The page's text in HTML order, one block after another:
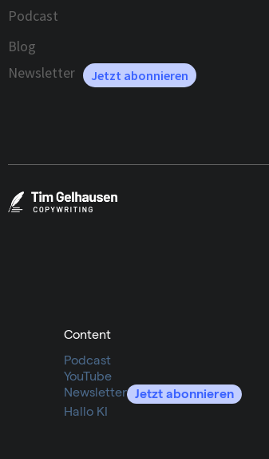
Podcast
Blog
Newsletter
Jetzt abonnieren
Content
Podcast
YouTube
Newsletter Jetzt abonnieren
Hallo KI